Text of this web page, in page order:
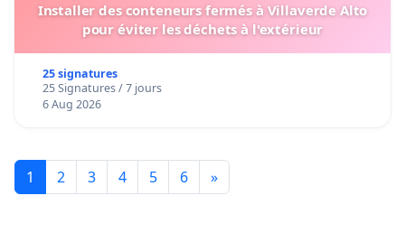
Installer des conteneurs fermés à Villaverde Alto
pour éviter les déchets à l'extérieur
25 signatures
25 Signatures / 7 jours
6 Aug 2026
1 2 3 4 5 6 »